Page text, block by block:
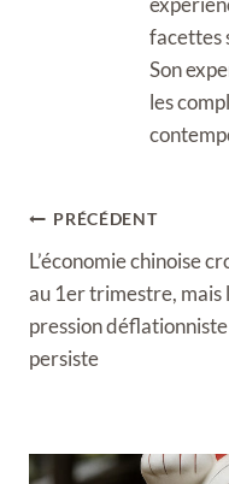
facettes
Son
les
Navigation
de
l’article
PRÉCÉDENT
L’économie chinoise
au 1er trimestre, mais
pression déflationniste
persiste